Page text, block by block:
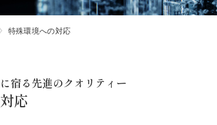
特殊環境への対応
宿る先進のクオリティー
応